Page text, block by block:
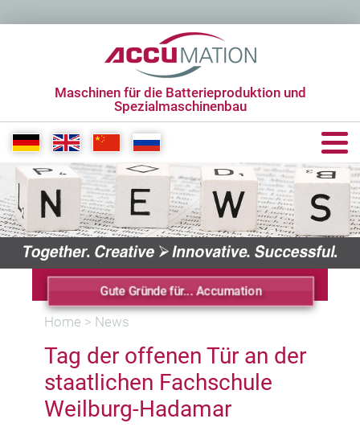
Maschinen für die Batterieproduktion und
Spezialmaschinenbau
+49 6431 285650 0
info[at]accumation.de
Gute Gründe für... Accumation
Home > News
Tag der offenen Tür an der
staatlichen Fachschule
Weilburg-Hadamar